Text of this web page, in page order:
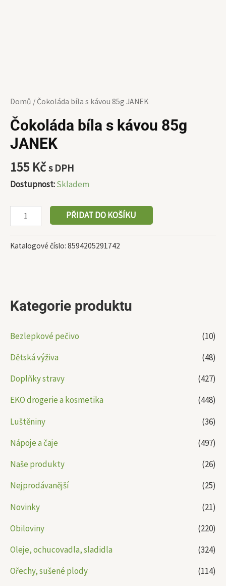
Kategorie produktu
Bezlepkové pečivo
(10)
Dětská výživa
(48)
Doplňky stravy
(427)
EKO drogerie a kosmetika
(448)
Luštěniny
(36)
Nápoje a čaje
(497)
Naše produkty
(26)
Nejprodávanější
(25)
Novinky
(21)
Obiloviny
(220)
Oleje, ochucovadla, sladidla
(324)
Ořechy, sušené plody
(114)
Domů / Čokoláda bíla s kávou 85g JANEK
Čokoláda bíla s kávou 85g
JANEK
155 Kčs DPH
Dostupnost:Skladem
PŘIDAT DO KOŠÍKU
Katalogové číslo: 8594205291742